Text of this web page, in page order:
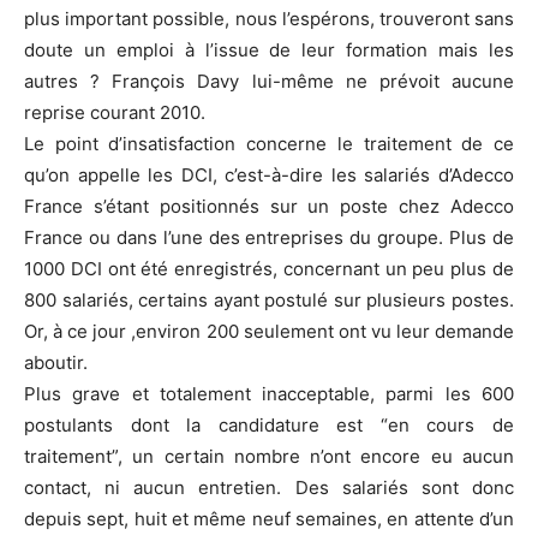
plus important possible, nous l’espérons, trouveront sans
doute un emploi à l’issue de leur formation mais les
autres ? François Davy lui-même ne prévoit aucune
reprise courant 2010.
Le point d’insatisfaction concerne le traitement de ce
qu’on appelle les DCI, c’est-à-dire les salariés d’Adecco
France s’étant positionnés sur un poste chez Adecco
France ou dans l’une des entreprises du groupe. Plus de
1000 DCI ont été enregistrés, concernant un peu plus de
800 salariés, certains ayant postulé sur plusieurs postes.
Or, à ce jour ,environ 200 seulement ont vu leur demande
aboutir.
Plus grave et totalement inacceptable, parmi les 600
postulants dont la candidature est “en cours de
traitement”, un certain nombre n’ont encore eu aucun
contact, ni aucun entretien. Des salariés sont donc
depuis sept, huit et même neuf semaines, en attente d’un